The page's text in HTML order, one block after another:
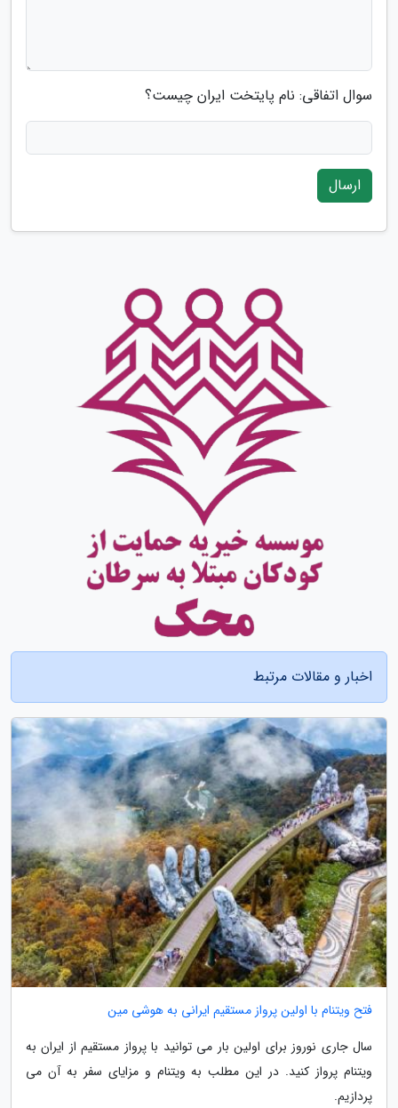
سوال اتفاقی: نام پایتخت ایران چیست؟
ارسال
اخبار و مقالات مرتبط
فتح ویتنام با اولین پرواز مستقیم ایرانی به هوشی مین
سال جاری نوروز برای اولین بار می توانید با پرواز مستقیم از ایران به
ویتنام پرواز کنید. در این مطلب به ویتنام و مزایای سفر به آن می
پردازیم.